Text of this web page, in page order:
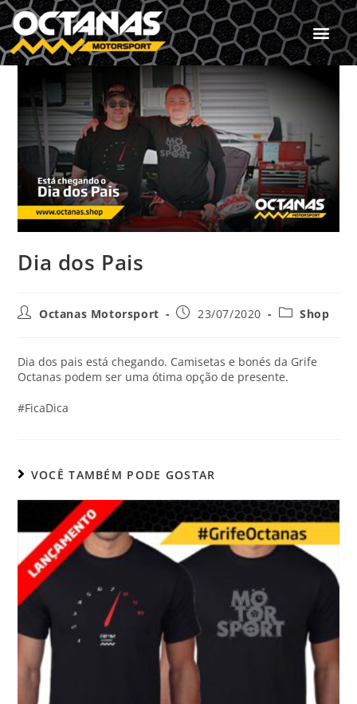
Dia dos Pais
Octanas Motorsport 23/07/2020 Shop
Dia dos pais está chegando. Camisetas e bonés da Grife
Octanas podem ser uma ótima opção de presente.
#FicaDica
VOCÊ TAMBÉM PODE GOSTAR